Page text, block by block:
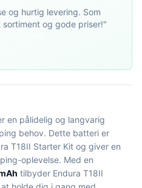
og hurtig levering. Som
og gode priser!"
en pålidelig og langvarig
behov. Dette batteri er
T18II Starter Kit og giver en
oplevelse. Med en
tilbyder Endura T18II